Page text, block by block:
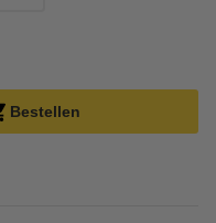
Bestellen